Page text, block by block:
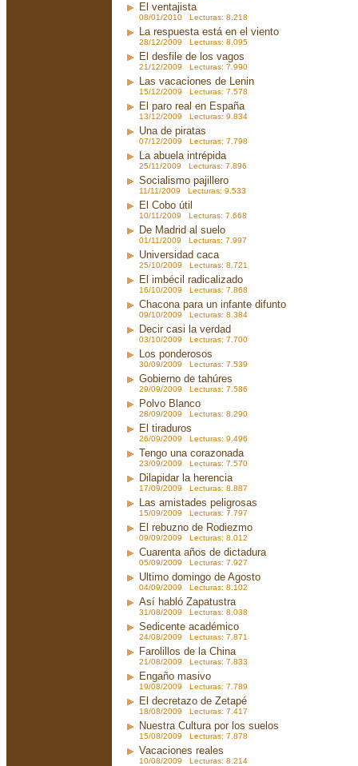
El ventajista
08/01/2010 Lecturas: 8.218
La respuesta está en el viento
28/12/2009 Lecturas: 8.095
El desfile de los vagos
21/12/2009 Lecturas: 7.990
Las vacaciones de Lenin
15/12/2009 Lecturas: 7.578
El paro real en España
13/12/2009 Lecturas: 9.834
Una de piratas
07/12/2009 Lecturas: 7.798
La abuela intrépida
25/11/2009 Lecturas: 7.896
Socialismo pajillero
11/11/2009 Lecturas: 9.533
El Cobo útil
10/11/2009 Lecturas: 7.668
De Madrid al suelo
01/11/2009 Lecturas: 7.997
Universidad caca
25/10/2009 Lecturas: 8.721
El imbécil radicalizado
16/10/2009 Lecturas: 7.868
Chacona para un infante difunto
09/10/2009 Lecturas: 8.384
Decir casi la verdad
03/10/2009 Lecturas: 7.700
Los ponderosos
30/09/2009 Lecturas: 7.539
Gobierno de tahúres
29/09/2009 Lecturas: 7.586
Polvo Blanco
28/09/2009 Lecturas: 8.290
El tiraduros
26/09/2009 Lecturas: 9.496
Tengo una corazonada
23/09/2009 Lecturas: 7.570
Dilapidar la herencia
17/09/2009 Lecturas: 8.887
Las amistades peligrosas
15/09/2009 Lecturas: 7.797
El rebuzno de Rodiezmo
09/09/2009 Lecturas: 8.012
Cuarenta años de dictadura
05/09/2009 Lecturas: 7.927
Ultimo domingo de Agosto
04/09/2009 Lecturas: 8.102
Así habló Zapatustra
31/08/2009 Lecturas: 8.038
Sedicente académico
24/08/2009 Lecturas: 7.871
Farolillos de la China
21/08/2009 Lecturas: 7.833
Engaño masivo
19/08/2009 Lecturas: 7.789
El decretazo de Zetapé
18/08/2009 Lecturas: 7.417
Nuestra Cultura por los suelos
15/08/2009 Lecturas: 7.878
Vacaciones reales
10/08/2009 Lecturas: 8.214